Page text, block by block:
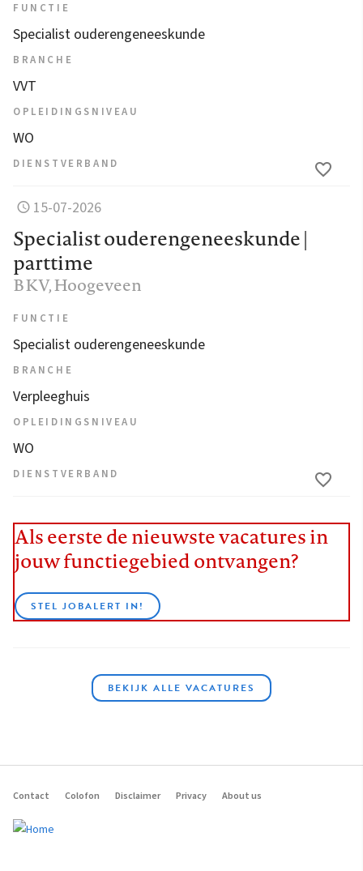
FUNCTIE
Specialist ouderengeneeskunde
BRANCHE
VVT
OPLEIDINGSNIVEAU
WO
DIENSTVERBAND
15-07-2026
Specialist ouderengeneeskunde |
parttime
BKV, Hoogeveen
FUNCTIE
Specialist ouderengeneeskunde
BRANCHE
Verpleeghuis
OPLEIDINGSNIVEAU
WO
DIENSTVERBAND
Als eerste de nieuwste vacatures in
jouw functiegebied ontvangen?
STEL JOBALERT IN!
BEKIJK ALLE VACATURES
Footer
navigation
Contact Colofon Disclaimer Privacy About us